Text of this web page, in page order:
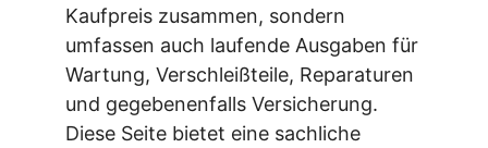
Kaufpreis zusammen, sondern
umfassen auch laufende Ausgaben für
Wartung, Verschleißteile, Reparaturen
und gegebenenfalls Versicherung.
Diese Seite bietet eine sachliche